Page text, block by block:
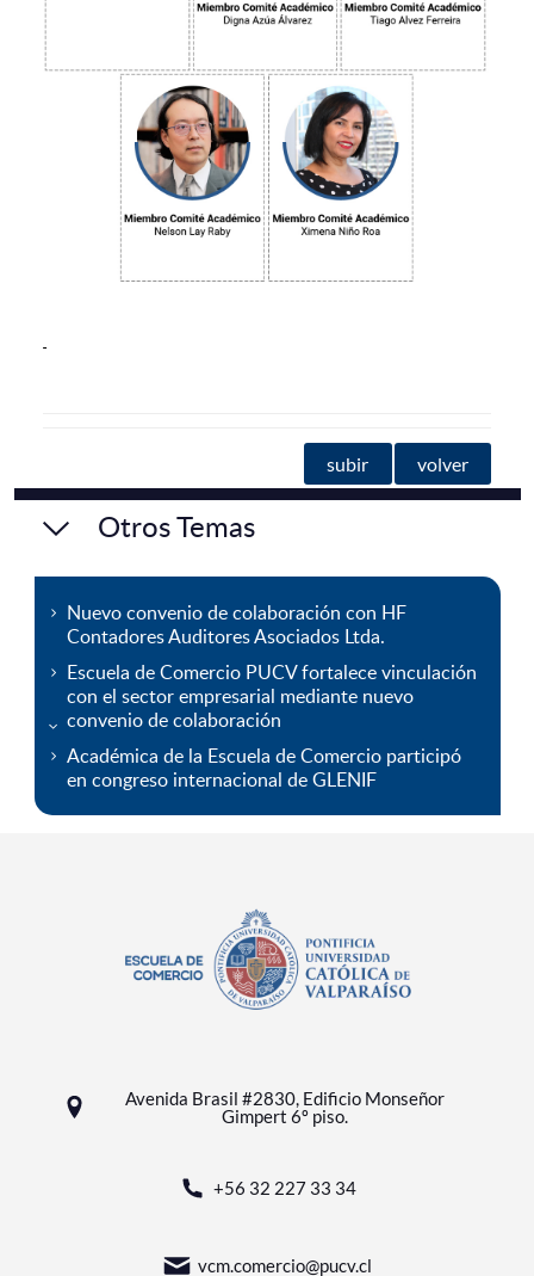
subir volver
Otros Temas
Nuevo convenio de colaboración con HF
Contadores Auditores Asociados Ltda.
Escuela de Comercio PUCV fortalece vinculación
con el sector empresarial mediante nuevo
convenio de colaboración
Académica de la Escuela de Comercio participó
en congreso internacional de GLENIF
Avenida Brasil #2830, Edificio Monseñor
Gimpert 6º piso.
+56 32 227 33 34
vcm.comercio@pucv.cl